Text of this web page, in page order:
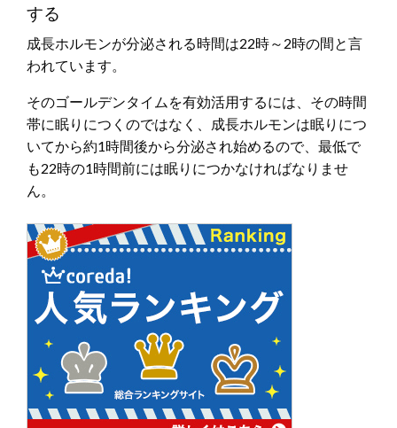
する
成長ホルモンが分泌される時間は22時～2時の間と言
われています。
そのゴールデンタイムを有効活用するには、その時間
帯に眠りにつくのではなく、成長ホルモンは眠りにつ
いてから約1時間後から分泌され始めるので、最低で
も22時の1時間前には眠りにつかなければなりませ
ん。